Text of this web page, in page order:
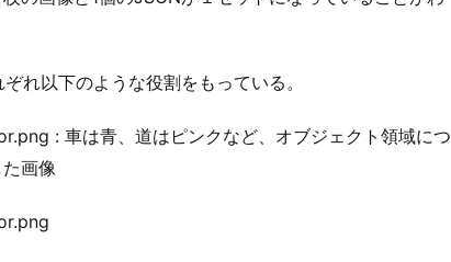
れ以下のような役割をもっている。
: 車は青、道はピンクなど、オブジェクト領域につ
画像